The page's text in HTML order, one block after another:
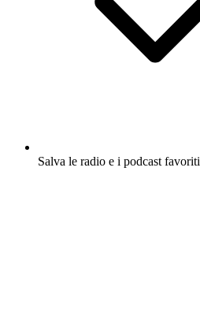
Salva le radio e i podcast favoriti